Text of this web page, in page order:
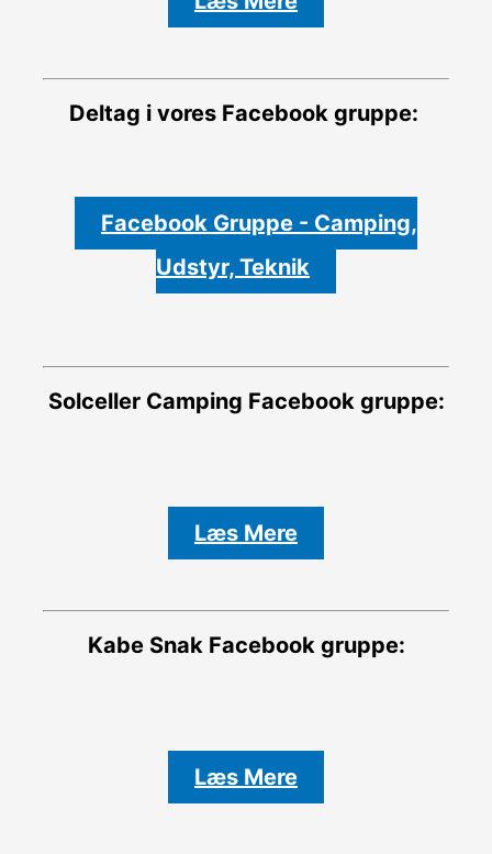
Deltag i vores Facebook gruppe:
Facebook Gruppe - Camping,
Udstyr, Teknik
Solceller Camping Facebook gruppe:
Læs Mere
Kabe SnakFacebook gruppe:
Læs Mere